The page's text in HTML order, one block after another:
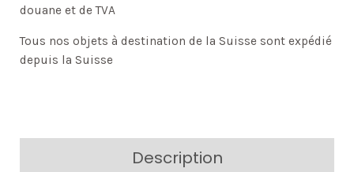
douane et de TVA
Tous nos objets à destination de la Suisse sont expédié
depuis la Suisse
Description